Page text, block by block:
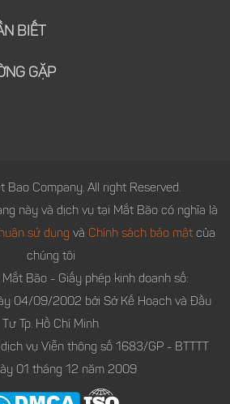
BIẾT
GẶP
Bao Company. All right Reserved.
này và dịch vụ tại Mắt Bão có nghĩa là
sử dụng và Chính sách bảo mật của
chúng tôi
Bão - Giấy phép kinh doanh số:
04/09/2002 bởi Sở Kế Hoạch và Đầu
Tư Tp. Hồ Chí Minh
vụ Viễn thông số 1683/GP - BTTTT
01 tháng 12 năm 2009